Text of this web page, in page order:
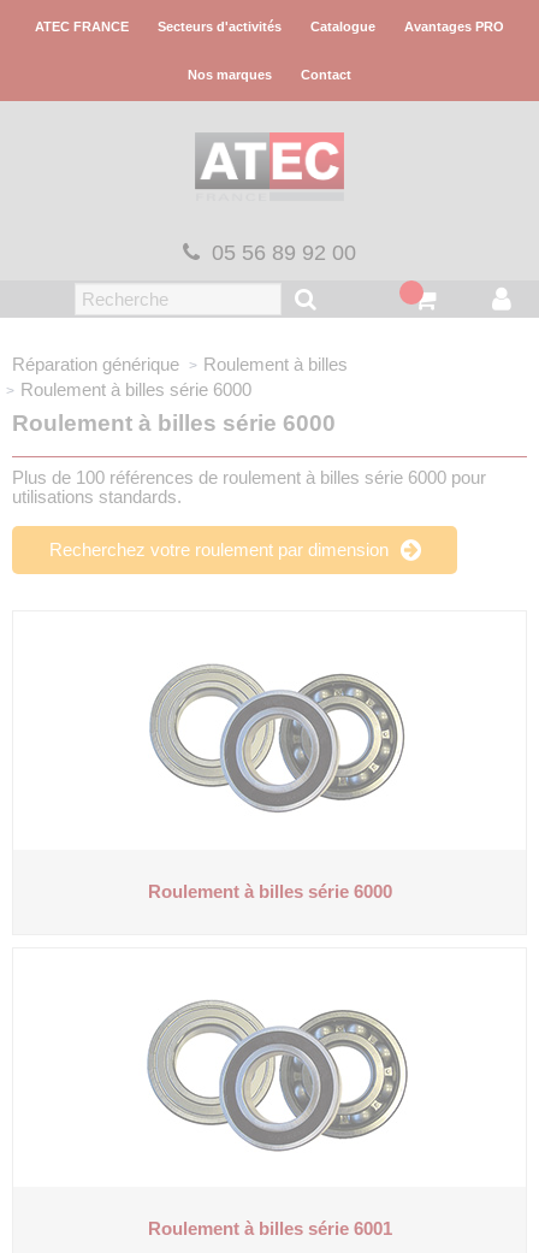
ATEC FRANCE Secteurs d'activités Catalogue Avantages PRO
Nos marques Contact
05 56 89 92 00
Réparation générique
Roulement à billes
Roulement à billes série 6000
Roulement à billes série 6000
Plus de 100 références de roulement à billes série 6000 pour
utilisations standards.
Recherchez votre roulement par dimension
Roulement à billes série 6000
Roulement à billes série 6001